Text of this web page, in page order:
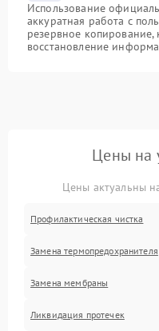
Использование
аккуратная работа с
резервное
восстановление
Цены на
Цены актуальны
Профилактическая чистка
Замена термопредохранителя
Замена мембраны
Ликвидация протечек